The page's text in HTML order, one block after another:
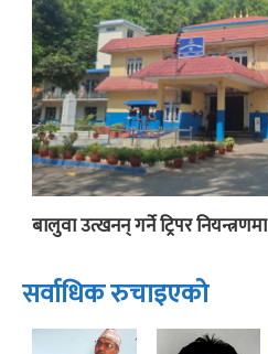
बालुवा उत्खनन् गर्ने ट्रिपर नियन्त्रणमा
सर्वाधिक रुचाइएको